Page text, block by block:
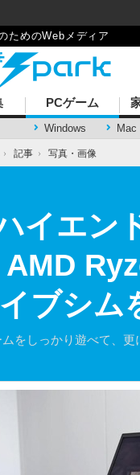
ためのWebメディア
PCゲーム
Windows Mac
› 記事 › 写真・画像
イエン
AMD
ブシム
をしっかり遊べて、